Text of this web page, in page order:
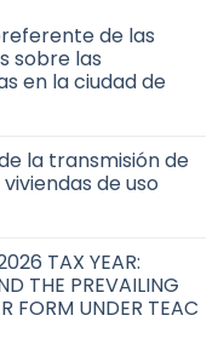
de las
sobre las
en la ciudad de
la transmisión de
de uso
TAX YEAR:
THE PREVAILING
FORM UNDER TEAC